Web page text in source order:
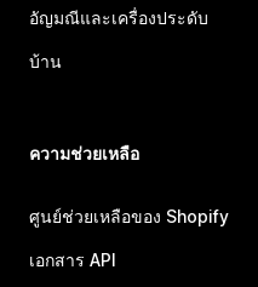
อัญมณีและเครื่องประดับ
บ้าน
ความช่วยเหลือ
ศูนย์ช่วยเหลือของ Shopify
เอกสาร API